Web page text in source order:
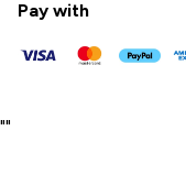
Pay with
""